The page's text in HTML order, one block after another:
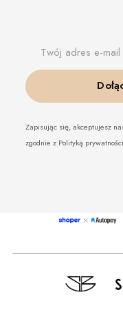
Twój adres e-mail
Zapisując się, akceptujesz
zgodnie z Polityką